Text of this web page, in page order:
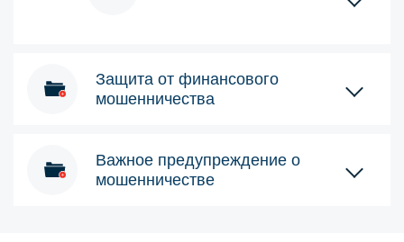
Защита от финансового
мошенничества
Важное предупреждение о
мошенничестве